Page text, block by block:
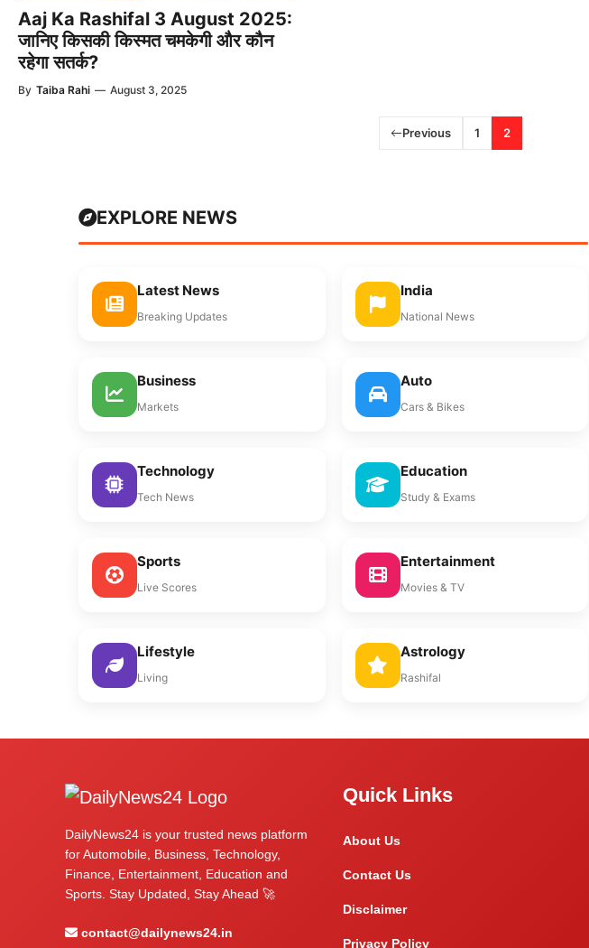
Aaj Ka Rashifal 3 August 2025:
जानिए किसकी किस्मत चमकेगी और कौन
रहेगा सतर्क?
By Taiba Rahi — August 3, 2025
Previous 1 2
EXPLORE NEWS
Latest News
Breaking Updates
India
National News
Business
Markets
Auto
Cars & Bikes
Technology
Tech News
Education
Study & Exams
Sports
Live Scores
Entertainment
Movies & TV
Lifestyle
Living
Astrology
Rashifal
DailyNews24 is your trusted news platform
for Automobile, Business, Technology,
Finance, Entertainment, Education and
Sports. Stay Updated, Stay Ahead 🚀
contact@dailynews24.in
Quick Links
About Us
Contact Us
Disclaimer
Privacy Policy